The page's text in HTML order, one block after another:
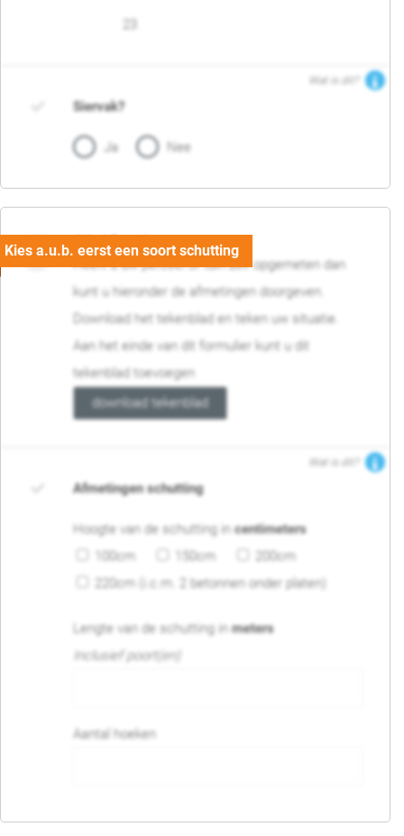
Wat is dit?
Siervak?
Ja Nee
04. Afmetingen
Heeft u uw perceel of tuin zelf opgemeten dan
kunt u hieronder de afmetingen doorgeven.
Download het tekenblad en teken uw situatie.
Aan het einde van dit formulier kunt u dit
tekenblad toevoegen
download tekenblad
Wat is dit?
Afmetingen schutting
Hoogte van de schutting incentimeters
100cm
150cm
200cm
220cm (i.c.m. 2 betonnen onder platen)
Lengte van de schutting inmeters
Inclusief poort(en)
Aantal hoeken